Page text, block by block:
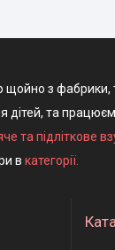
щойно з фабрики,
дітей, та
та підліткове
в категорії.